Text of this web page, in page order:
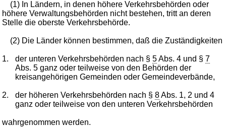
(1) In Ländern, in denen höhere Verkehrsbehörden oder
höhere Verwaltungsbehörden nicht bestehen, tritt an deren
Stelle die oberste Verkehrsbehörde.
(2) Die Länder können bestimmen, daß die Zuständigkeiten
1. der unteren Verkehrsbehörden nach §5Abs. 4 und §7
Abs. 5 ganz oder teilweise von den Behörden der
kreisangehörigen Gemeinden oder Gemeindeverbände,
2. der höheren Verkehrsbehörden nach §8Abs. 1, 2 und 4
ganz oder teilweise von den unteren Verkehrsbehörden
wahrgenommen werden.